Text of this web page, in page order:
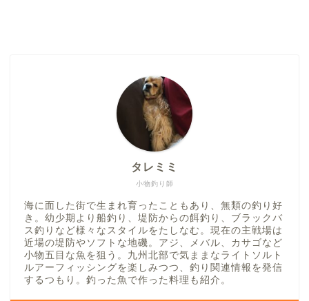
小物釣り師
タレミミ
海に面した街で生まれ育ったこともあり、無類の釣り好
き。幼少期より船釣り、堤防からの餌釣り、ブラックバ
ス釣りなど様々なスタイルをたしなむ。現在の主戦場は
近場の堤防やソフトな地磯。アジ、メバル、カサゴなど
小物五目な魚を狙う。九州北部で気ままなライトソルト
ルアーフィッシングを楽しみつつ、釣り関連情報を発信
するつもり。釣った魚で作った料理も紹介。